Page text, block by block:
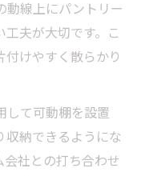
動線上にパントリー
夫が大切です。こ
付けやすく散らかり
して可動棚を設置
収納できるようにな
会社との打ち合わせ